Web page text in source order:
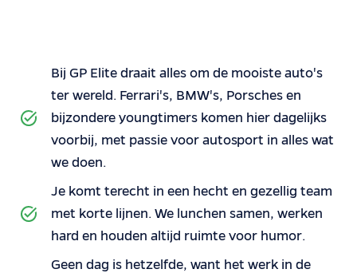
Bij GP Elite draait alles om de mooiste auto's
ter wereld. Ferrari's, BMW's, Porsches en
bijzondere youngtimers komen hier dagelijks
voorbij, met passie voor autosport in alles wat
we doen.
Je komt terecht in een hecht en gezellig team
met korte lijnen. We lunchen samen, werken
hard en houden altijd ruimte voor humor.
Geen dag is hetzelfde, want het werk in de